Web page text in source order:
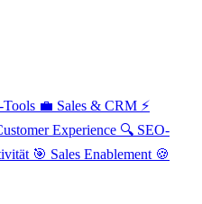
💼 Sales & CRM ⚡
Experience 🔍 SEO-
🎯 Sales Enablement 🍪